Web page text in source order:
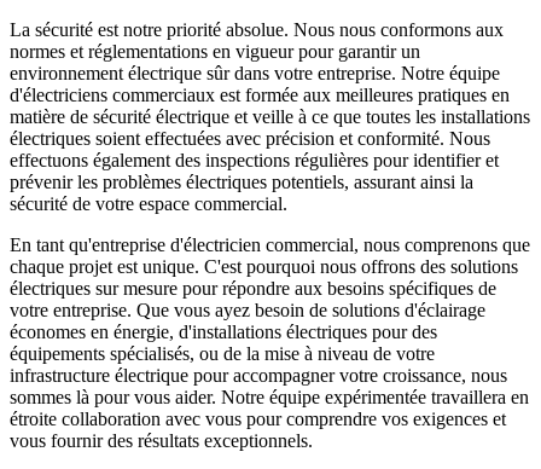
La sécurité est notre priorité absolue. Nous nous conformons aux
normes et réglementations en vigueur pour garantir un
environnement électrique sûr dans votre entreprise. Notre équipe
d'électriciens commerciaux est formée aux meilleures pratiques en
matière de sécurité électrique et veille à ce que toutes les installations
électriques soient effectuées avec précision et conformité. Nous
effectuons également des inspections régulières pour identifier et
prévenir les problèmes électriques potentiels, assurant ainsi la
sécurité de votre espace commercial.
En tant qu'entreprise d'électricien commercial, nous comprenons que
chaque projet est unique. C'est pourquoi nous offrons des solutions
électriques sur mesure pour répondre aux besoins spécifiques de
votre entreprise. Que vous ayez besoin de solutions d'éclairage
économes en énergie, d'installations électriques pour des
équipements spécialisés, ou de la mise à niveau de votre
infrastructure électrique pour accompagner votre croissance, nous
sommes là pour vous aider. Notre équipe expérimentée travaillera en
étroite collaboration avec vous pour comprendre vos exigences et
vous fournir des résultats exceptionnels.